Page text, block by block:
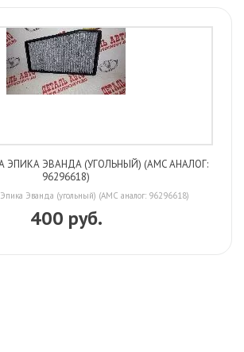
ЭПИКА ЭВАНДА (УГОЛЬНЫЙ) (AMC АНАЛОГ:
96296618)
Эванда (угольный) (AMC аналог: 96296618)
400 руб.